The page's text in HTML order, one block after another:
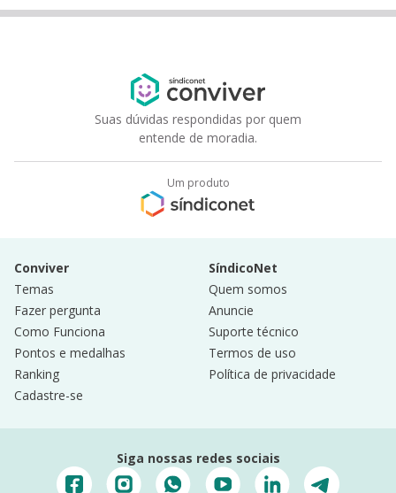
Suas dúvidas respondidas por quem
entende de moradia.
Um produto
Conviver
Temas
Fazer pergunta
Como Funciona
Pontos e medalhas
Ranking
Cadastre-se
SíndicoNet
Quem somos
Anuncie
Suporte técnico
Termos de uso
Política de privacidade
Siga nossas redes sociais